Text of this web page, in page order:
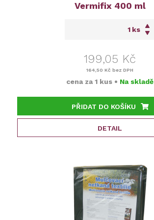
Vermifix 400 ml
ks
199,05 Kč
164,50 Kč bez DPH
cena za 1 kus • Na skladě
PŘIDAT DO KOŠÍKU
DETAIL